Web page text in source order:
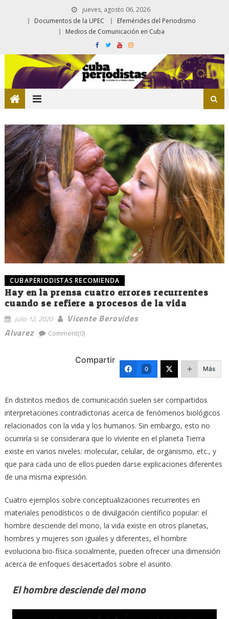
jueves, agosto 06, 2026
Documentos de la UPEC
Efemérides del Periodismo
Medios de Comunicación en Cuba
CUBAPERIODISTAS RECOMIENDA
Hay en la prensa cuatro errores recurrentes
cuando se refiere a procesos de la vida
julio 12, 2020
Vicente Berovides
Alvarez
Comment(0)
Compartir
0 Más
En distintos medios de comunicación suelen ser compartidos
interpretaciones contradictorias acerca de fenómenos biológicos
relacionados con la vida y los humanos. Sin embargo, esto no
ocurriría si se considerara que lo viviente en el planeta Tierra
existe en varios niveles: molecular, celular, de organismo, etc., y
que para cada uno de ellos pueden darse explicaciones diferentes
de una misma expresión.
Cuatro ejemplos sobre conceptualizaciones recurrentes en
materiales periodísticos o de divulgación científico popular: el
hombre desciende del mono, la vida existe en otros planetas,
hombres y mujeres son iguales y diferentes, el hombre
evoluciona bio-física-socialmente, pueden ofrecer una dimensión
acerca de enfoques desacertados sobre el asunto.
El hombre desciende del mono